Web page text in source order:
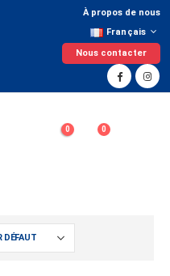
À propos de nous
Français
Nous contacter
0 0